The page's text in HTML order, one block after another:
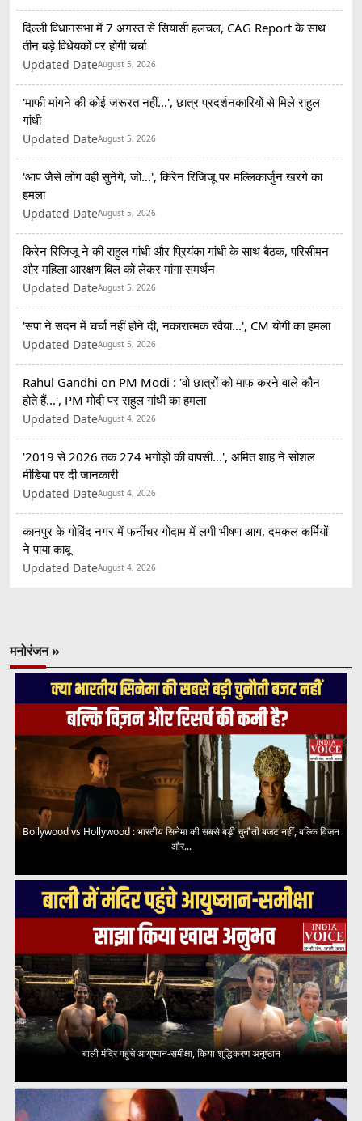
दिल्ली विधानसभा में 7 अगस्त से सियासी हलचल, CAG Report के साथ
तीन बड़े विधेयकों पर होगी चर्चा
Updated DateAugust 5, 2026
'माफी मांगने की कोई जरूरत नहीं...', छात्र प्रदर्शनकारियों से मिले राहुल
गांधी
Updated DateAugust 5, 2026
'आप जैसे लोग वही सुनेंगे, जो...', किरेन रिजिजू पर मल्लिकार्जुन खरगे का
हमला
Updated DateAugust 5, 2026
किरेन रिजिजू ने की राहुल गांधी और प्रियंका गांधी के साथ बैठक, परिसीमन
और महिला आरक्षण बिल को लेकर मांगा समर्थन
Updated DateAugust 5, 2026
'सपा ने सदन में चर्चा नहीं होने दी, नकारात्मक रवैया...', CM योगी का हमला
Updated DateAugust 5, 2026
Rahul Gandhi on PM Modi : 'वो छात्रों को माफ करने वाले कौन
होते हैं...', PM मोदी पर राहुल गांधी का हमला
Updated DateAugust 4, 2026
'2019 से 2026 तक 274 भगोड़ों की वापसी...', अमित शाह ने सोशल
मीडिया पर दी जानकारी
Updated DateAugust 4, 2026
कानपुर के गोविंद नगर में फर्नीचर गोदाम में लगी भीषण आग, दमकल कर्मियों
ने पाया काबू
Updated DateAugust 4, 2026
मनोरंजन »
Bollywood vs Hollywood : भारतीय सिनेमा की सबसे बड़ी चुनौती बजट नहीं, बल्कि विज़न
और...
बाली मंदिर पहुंचे आयुष्मान-समीक्षा, किया शुद्धिकरण अनुष्ठान